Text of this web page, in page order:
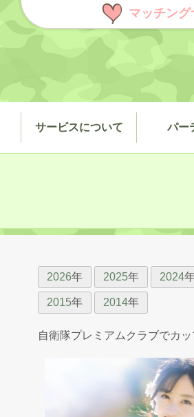
マッチング
サービスについて パー
2026年 2025年 2024
2015年 2014年
自衛隊プレミアムクラブでカ